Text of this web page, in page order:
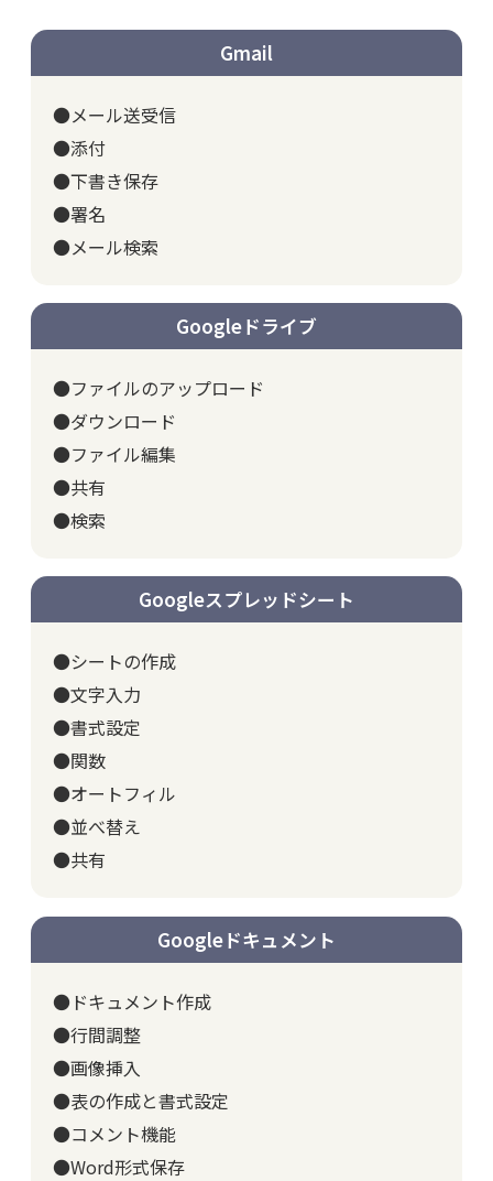
Gmail
●メール送受信
●添付
●下書き保存
●署名
●メール検索
Googleドライブ
●ファイルのアップロード
●ダウンロード
●ファイル編集
●共有
●検索
Googleスプレッドシート
●シートの作成
●文字入力
●書式設定
●関数
●オートフィル
●並べ替え
●共有
Googleドキュメント
●ドキュメント作成
●行間調整
●画像挿入
●表の作成と書式設定
●コメント機能
●Word形式保存